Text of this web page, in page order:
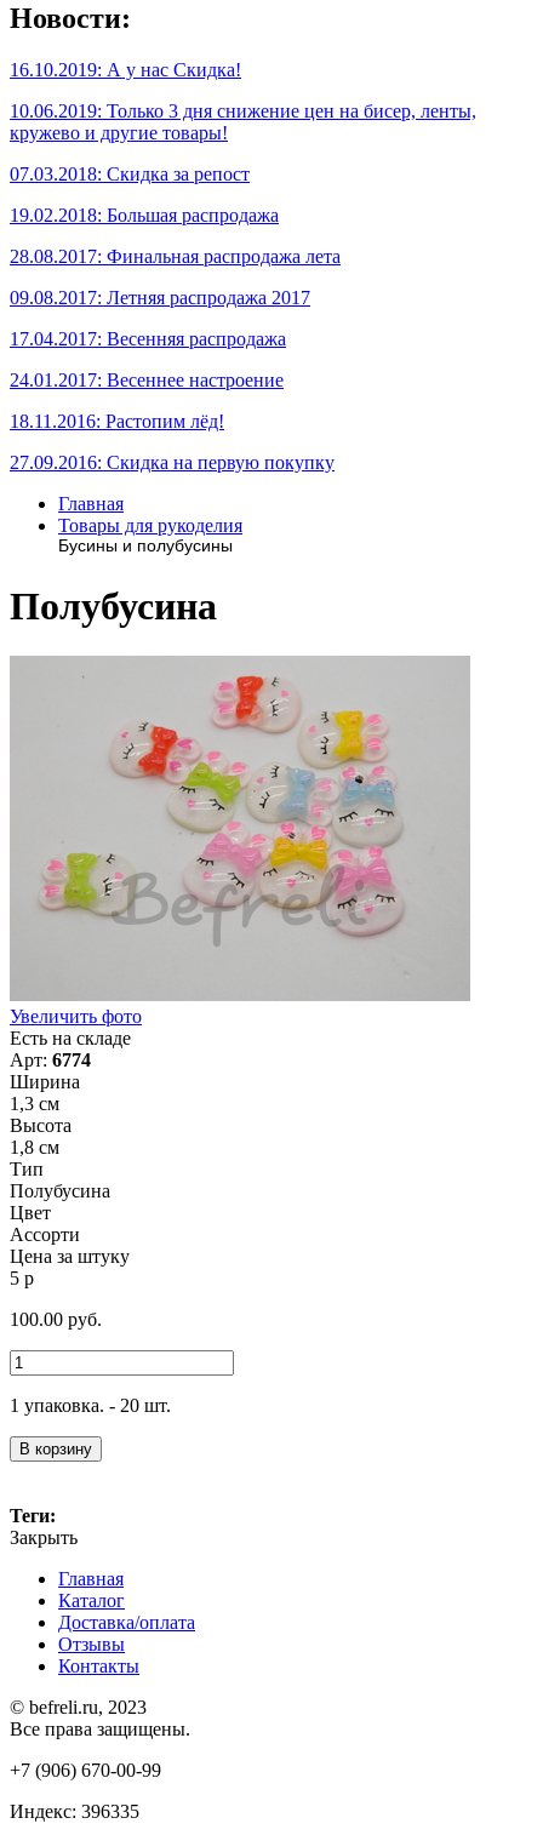
Новости:
16.10.2019: А у нас Скидка!
10.06.2019: Только 3 дня снижение цен на бисер, ленты,
кружево и другие товары!
07.03.2018: Скидка за репост
19.02.2018: Большая распродажа
28.08.2017: Финальная распродажа лета
09.08.2017: Летняя распродажа 2017
17.04.2017: Весенняя распродажа
24.01.2017: Весеннее настроение
18.11.2016: Растопим лёд!
27.09.2016: Скидка на первую покупку
Главная
Товары для рукоделия
Бусины и полубусины
Полубусина
Увеличить фото
Есть на складе
Арт: 6774
Ширина
1,3 см
Высота
1,8 см
Тип
Полубусина
Цвет
Ассорти
Цена за штуку
5 р
100.00 руб.
1 упаковка. - 20 шт.
В корзину
Теги:
Закрыть
Главная
Каталог
Доставка/оплата
Отзывы
Контакты
© befreli.ru, 2023
Все права защищены.
+7 (906) 670-00-99
Индекс: 396335